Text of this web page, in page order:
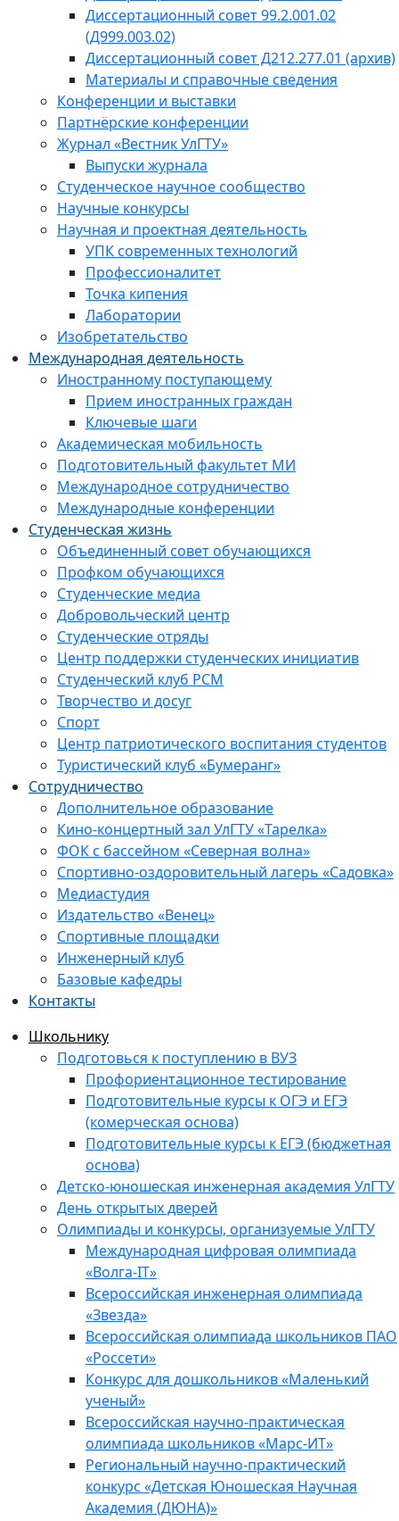
Диссертационный совет 99.2.001.02
(Д999.003.02)
Диссертационный совет Д212.277.01 (архив)
Материалы и справочные сведения
Конференции и выставки
Партнёрские конференции
Журнал «Вестник УлГТУ»
Выпуски журнала
Студенческое научное сообщество
Научные конкурсы
Научная и проектная деятельность
УПК современных технологий
Профессионалитет
Точка кипения
Лаборатории
Изобретательство
Международная деятельность
Иностранному поступающему
Прием иностранных граждан
Ключевые шаги
Академическая мобильность
Подготовительный факультет МИ
Международное сотрудничество
Международные конференции
Студенческая жизнь
Объединенный совет обучающихся
Профком обучающихся
Студенческие медиа
Добровольческий центр
Студенческие отряды
Центр поддержки студенческих инициатив
Студенческий клуб РСМ
Творчество и досуг
Спорт
Центр патриотического воспитания студентов
Туристический клуб «Бумеранг»
Сотрудничество
Дополнительное образование
Кино-концертный зал УлГТУ «Тарелка»
ФОК с бассейном «Северная волна»
Спортивно-оздоровительный лагерь «Садовка»
Медиастудия
Издательство «Венец»
Спортивные площадки
Инженерный клуб
Базовые кафедры
Контакты
Школьнику
Подготовься к поступлению в ВУЗ
Профориентационное тестирование
Подготовительные курсы к ОГЭ и ЕГЭ
(комерческая основа)
Подготовительные курсы к ЕГЭ (бюджетная
основа)
Детско-юношеская инженерная академия УлГТУ
День открытых дверей
Олимпиады и конкурсы, организуемые УлГТУ
Международная цифровая олимпиада
«Волга-IT»
Всероссийская инженерная олимпиада
«Звезда»
Всероссийская олимпиада школьников ПАО
«Россети»
Конкурс для дошкольников «Маленький
ученый»
Всероссийская научно-практическая
олимпиада школьников «Марс-ИТ»
Региональный научно-практический
конкурс «Детская Юношеская Научная
Академия (ДЮНА)»